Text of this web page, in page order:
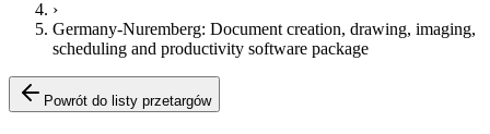
›
Germany-Nuremberg: Document creation, drawing, imaging,
scheduling and productivity software package
Powrót do listy przetargów